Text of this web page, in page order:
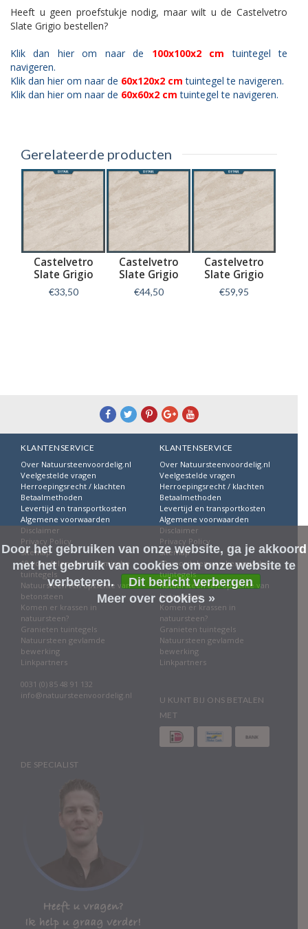
Heeft u geen proefstukje nodig, maar wilt u de Castelvetro
Slate Grigio bestellen?
Klik dan hier om naar de 100x100x2 cm tuintegel te
navigeren.
Klik dan hier om naar de 60x120x2 cm tuintegel te navigeren.
Klik dan hier om naar de 60x60x2 cm tuintegel te navigeren.
Gerelateerde producten
Castelvetro
Slate Grigio
60x60x2 cm
€33,50
Castelvetro
Slate Grigio
60x120x2 cm
€44,50
Castelvetro
Slate Grigio
100x100x2 cm
€59,95
KLANTENSERVICE
Over Natuursteenvoordelig.nl
Veelgestelde vragen
Herroepingsrecht / klachten
Betaalmethoden
Levertijd en transportkosten
Algemene voorwaarden
Disclaimer
Privacy Policy
Sitemap
10 voordelen van keramische
tuintegels
Natuursteen ten opzichte van
betonsteen
Komen er krassen in
natuursteen?
Granieten tuintegels
Natuursteen gevlamde
bewerking
Linkpartners
0031 (0) 85 48 91 132
info@natuursteenvoordelig.nl
KLANTENSERVICE
Over Natuursteenvoordelig.nl
Veelgestelde vragen
Herroepingsrecht / klachten
Betaalmethoden
Levertijd en transportkosten
Algemene voorwaarden
Disclaimer
Privacy Policy
Sitemap
10 voordelen van keramische
tuintegels
Natuursteen ten opzichte van
betonsteen
Komen er krassen in
natuursteen?
Granieten tuintegels
Natuursteen gevlamde
bewerking
Linkpartners
U KUNT BIJ ONS BETALEN
MET
DE SPECIALIST
Door het gebruiken van onze website, ga je akkoord
met het gebruik van cookies om onze website te
verbeteren.
Dit bericht verbergen
Meer over cookies »